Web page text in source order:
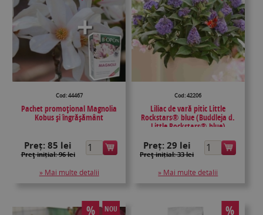
Cod: 44467
Pachet promoțional Magnolia
Kobus și îngrășământ
Preț:85 lei
Preţ inițial: 96 lei
» Mai multe detalii
Cod: 42206
Liliac de vară pitic Little
Rockstars® blue (Buddleja d.
Little Rockstars® blue)
Preț: 29 lei
Preţ inițial: 33 lei
» Mai multe detalii
% NOU %